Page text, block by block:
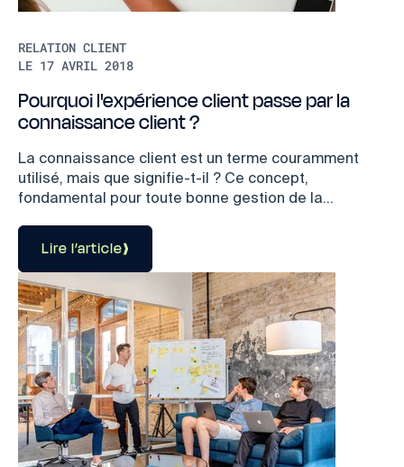
RELATION CLIENT
LE 17 AVRIL 2018
Pourquoi l'expérience client passe par la
connaissance client ?
La connaissance client est un terme couramment
utilisé, mais que signifie-t-il ? Ce concept,
fondamental pour toute bonne gestion de la...
Lire l’article